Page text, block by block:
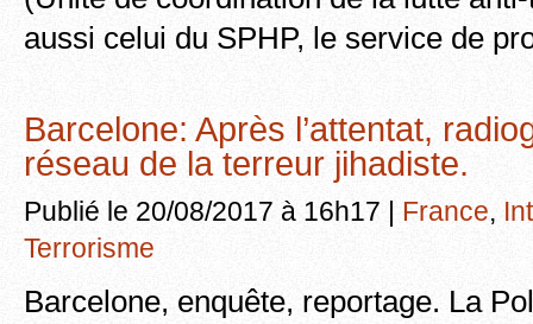
aussi celui du SPHP, le service de
Barcelone: Après l’attentat,
réseau de la terreur jihadiste.
Publié le 20/08/2017 à 16h17 | France,
Terrorisme
Barcelone, enquête, reportage. La